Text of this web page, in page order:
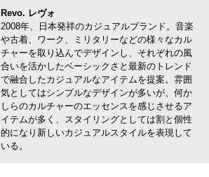
Revo. レヴォ
2008年、日本発祥のカジュアルブランド。音楽
や古着、ワーク、ミリタリーなどの様々なカル
チャーを取り込んでデザインし、それぞれの風
合いを活かしたベーシックさと最新のトレンド
で融合したカジュアルなアイテムを提案。雰囲
気としてはシンプルなデザインが多いが、何か
しらのカルチャーのエッセンスを感じさせるア
イテムが多く、スタイリングとしては割と個性
的になり新しいカジュアルスタイルを表現して
いる。